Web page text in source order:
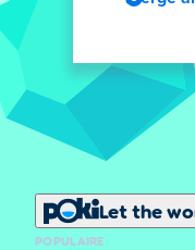
Let the
POPULAIRE